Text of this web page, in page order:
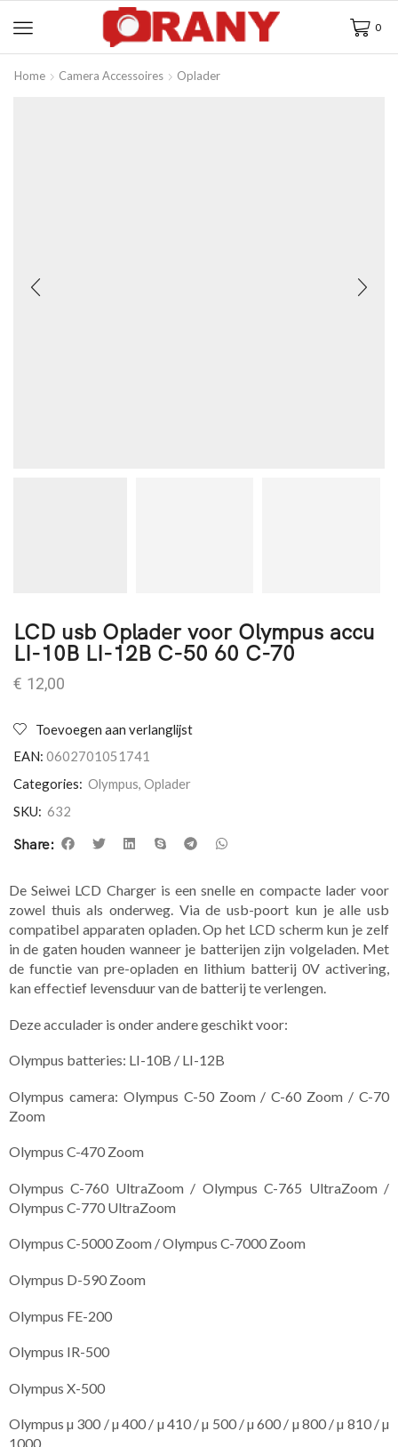
0
Home Camera Accessoires Oplader
LCD usb Oplader voor Olympus accu
LI-10B LI-12B C-50 60 C-70
€ 12,00
Toevoegen aan verlanglijst
EAN: 0602701051741
Categories: Olympus, Oplader
SKU: 632
Share:
De Seiwei LCD Charger is een snelle en compacte lader voor
zowel thuis als onderweg. Via de usb-poort kun je alle usb
compatibel apparaten opladen. Op het LCD scherm kun je zelf
in de gaten houden wanneer je batterijen zijn volgeladen. Met
de functie van pre-opladen en lithium batterij 0V activering,
kan effectief levensduur van de batterij te verlengen.
Deze acculader is onder andere geschikt voor:
Olympus batteries: LI-10B / LI-12B
Olympus camera: Olympus C-50 Zoom / C-60 Zoom / C-70
Zoom
Olympus C-470 Zoom
Olympus C-760 UltraZoom / Olympus C-765 UltraZoom /
Olympus C-770 UltraZoom
Olympus C-5000 Zoom / Olympus C-7000 Zoom
Olympus D-590 Zoom
Olympus FE-200
Olympus IR-500
Olympus X-500
Olympus µ 300 / µ 400 / µ 410 / µ 500 / µ 600 / µ 800 / µ 810 / µ
1000